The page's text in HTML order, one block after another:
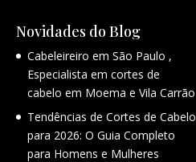
Novidades do Blog
Cabeleireiro em São Paulo ,
Especialista em cortes de
cabelo em Moema e Vila Carrão
Tendências de Cortes de Cabelo
para 2026: O Guia Completo
para Homens e Mulheres